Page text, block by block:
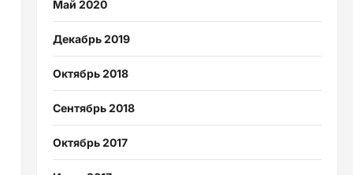
Май 2020
Декабрь 2019
Октябрь 2018
Сентябрь 2018
Октябрь 2017